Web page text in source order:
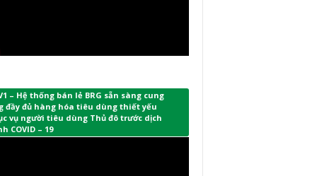
– Hệ thống bán lẻ BRG sẵn sàng cung
đầy đủ hàng hóa tiêu dùng thiết yếu
vụ người tiêu dùng Thủ đô trước dịch
COVID – 19